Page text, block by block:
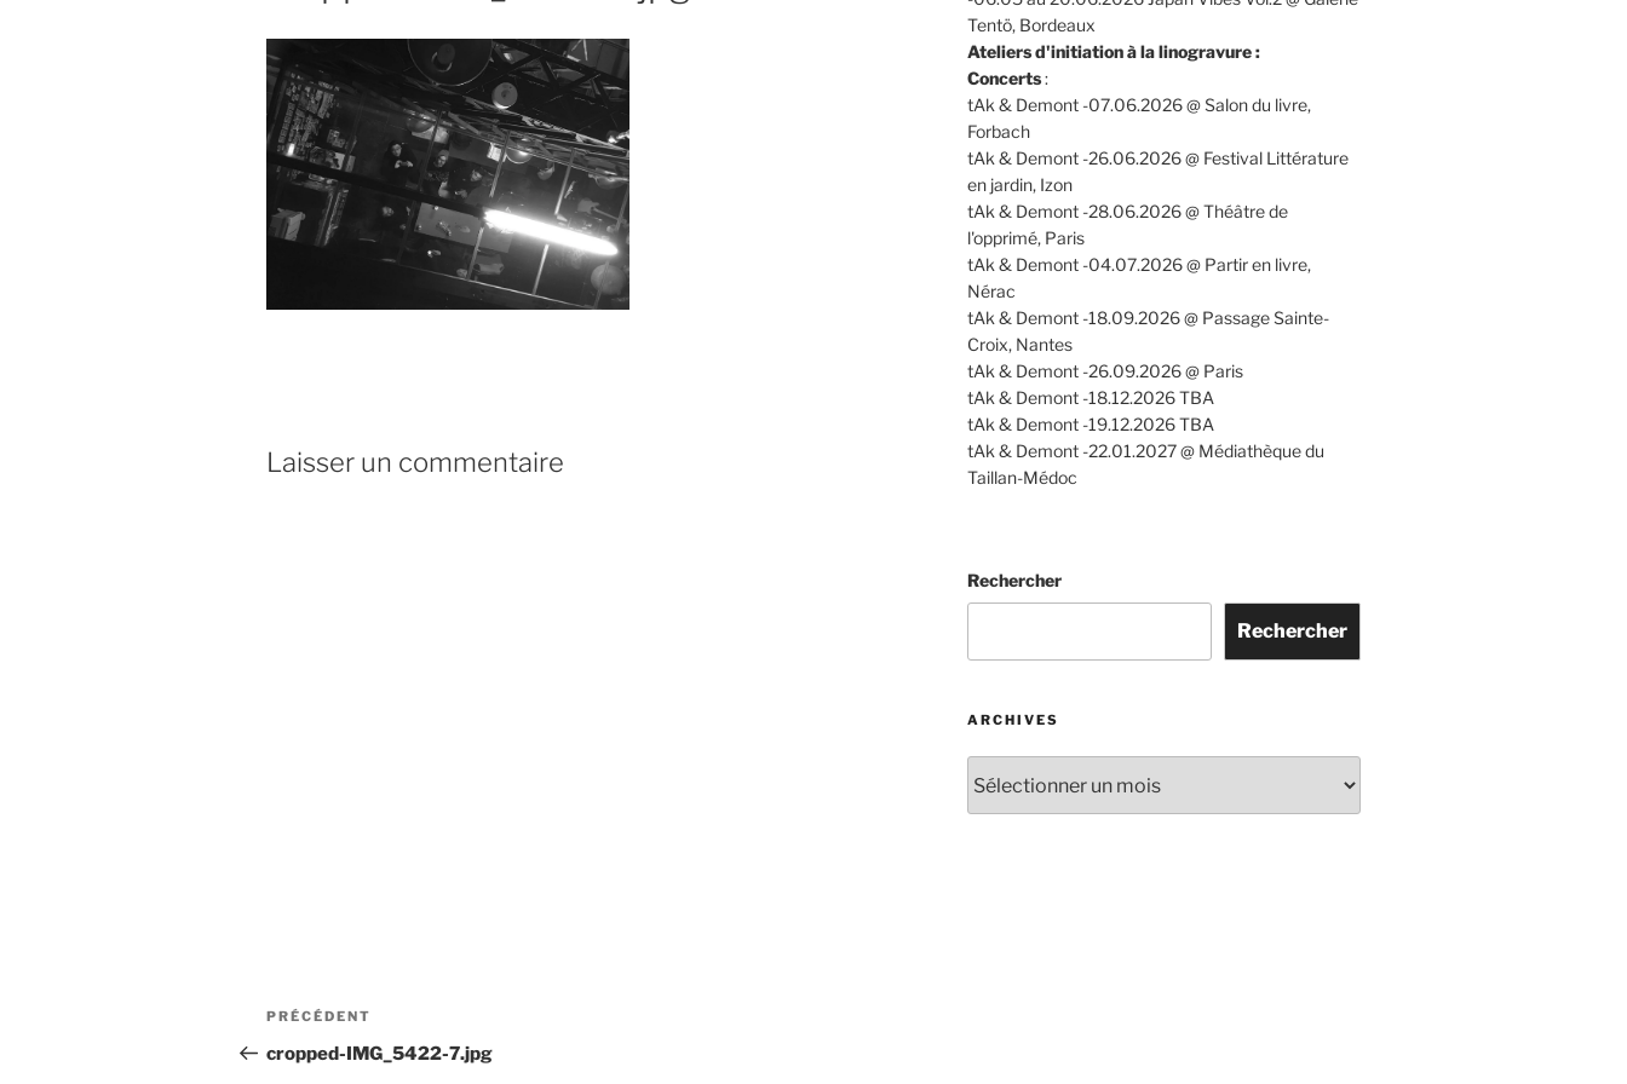
Laisser un commentaire
Navigation
de
Article
précédent
PRÉCÉDENT
cropped-IMG_5422-7.jpg
Tentö, Bordeaux
Ateliers d'initiation à la linogravure :
Concerts:
tAk & Demont -07.06.2026 @ Salon du livre,
Forbach
tAk & Demont -26.06.2026 @ Festival Littérature
en jardin, Izon
tAk & Demont -28.06.2026 @ Théâtre de
l'opprimé, Paris
tAk & Demont -04.07.2026 @ Partir en livre,
Nérac
tAk & Demont -18.09.2026 @ Passage Sainte-
Croix, Nantes
tAk & Demont -26.09.2026 @ Paris
tAk & Demont -18.12.2026 TBA
tAk & Demont -19.12.2026 TBA
tAk & Demont -22.01.2027 @ Médiathèque du
Taillan-Médoc
Rechercher
Rechercher
ARCHIVES